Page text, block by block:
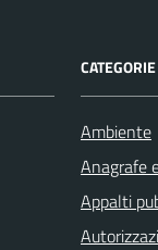
Ambiente
Anagrafe
Appalti